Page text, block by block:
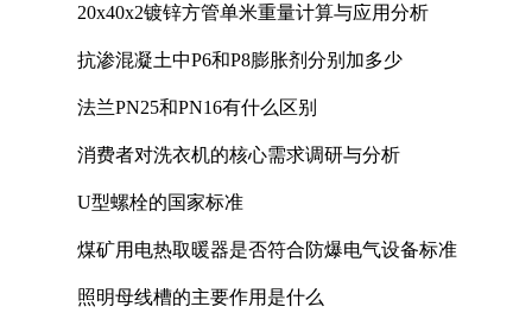
20x40x2镀锌方管单米重量计算与应用分析
抗渗混凝土中P6和P8膨胀剂分别加多少
法兰PN25和PN16有什么区别
消费者对洗衣机的核心需求调研与分析
U型螺栓的国家标准
煤矿用电热取暖器是否符合防爆电气设备标准
照明母线槽的主要作用是什么